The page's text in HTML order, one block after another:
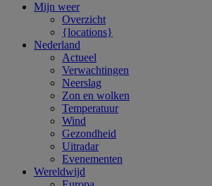
Mijn weer
Overzicht
{locations}
Nederland
Actueel
Verwachtingen
Neerslag
Zon en wolken
Temperatuur
Wind
Gezondheid
Uitradar
Evenementen
Wereldwijd